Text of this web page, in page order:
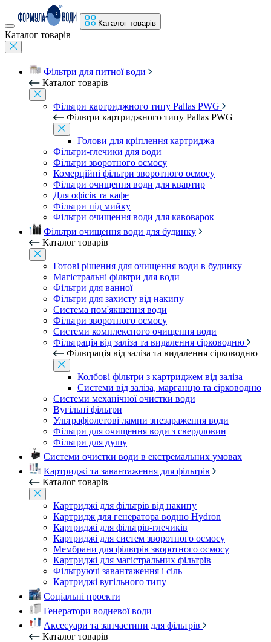
Каталог товарів
Каталог товарів
Фільтри для питної води
Каталог товарів
Фільтри картриджного типу Pallas PWG
Фільтри картриджного типу Pallas PWG
Голови для кріплення картриджа
Фільтри-глечики для води
Фільтри зворотного осмосу
Комерційні фільтри зворотного осмосу
Фільтри очищення води для квартир
Для офісів та кафе
Фільтри під мийку
Фільтри очищення води для кавоварок
Фільтри очищення води для будинку
Каталог товарів
Готові рішення для очищення води в будинку
Магістральні фільтри для води
Фільтри для ванної
Фільтри для захисту від накипу
Система пом'якшення води
Фільтри зворотного осмосу
Системи комплексного очищення води
Фільтрація від заліза та видалення сірководню
Фільтрація від заліза та видалення сірководню
Колбові фільтри з картриджем від заліза
Системи від заліза, марганцю та сірководню
Системи механічної очистки води
Вугільні фільтри
Ультрафіолетові лампи знезараження води
Фільтри для очищення води з свердловин
Фільтри для душу
Системи очистки води в екстремальних умовах
Картриджі та завантаження для фільтрів
Каталог товарів
Картриджі для фільтрів від накипу
Картридж для генератора водню Hydron
Картриджі для фільтрів-глечиків
Картриджі для систем зворотного осмосу
Мембрани для фільтрів зворотного осмосу
Картриджі для магістральних фільтрів
Фільтруючі завантаження і сіль
Картриджі вугільного типу
Соціальні проекти
Генератори водневої води
Аксесуари та запчастини для фільтрів
Каталог товарів